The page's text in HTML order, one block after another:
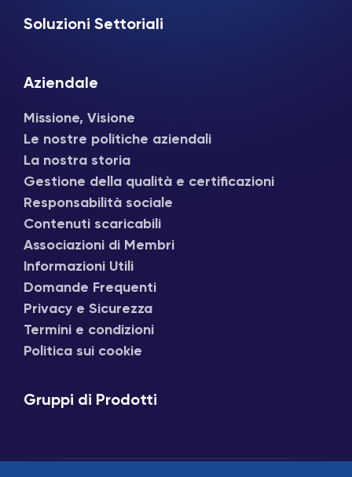
Soluzioni Settoriali
Aziendale
Missione, Visione
Le nostre politiche aziendali
La nostra storia
Gestione della qualità e certificazioni
Responsabilità sociale
Contenuti scaricabili
Associazioni di Membri
Informazioni Utili
Domande Frequenti
Privacy e Sicurezza
Termini e condizioni
Politica sui cookie
Gruppi di Prodotti